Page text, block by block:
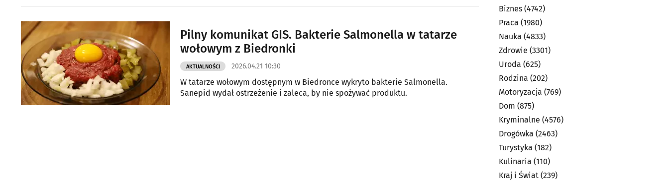
Pilny komunikat GIS. Bakterie Salmonella w tatarze
wołowym z Biedronki
AKTUALNOŚCI 2026.04.21 10:30
W tatarze wołowym dostępnym w Biedronce wykryto bakterie Salmonella.
Sanepid wydał ostrzeżenie i zaleca, by nie spożywać produktu.
Biznes (4742)
Praca (1980)
Nauka (4833)
Zdrowie (3301)
Uroda (625)
Rodzina (202)
Motoryzacja (769)
Dom (875)
Kryminalne (4576)
Drogówka (2463)
Turystyka (182)
Kulinaria (110)
Kraj i Świat (239)